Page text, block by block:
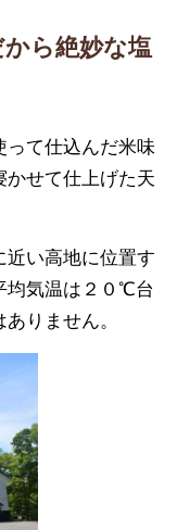
ら絶妙な塩
って仕込んだ米味
かせて仕上げた天
近い高地に位置す
均気温は２０℃台
りません。